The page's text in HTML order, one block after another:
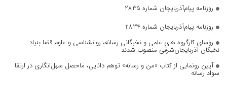
روزنامه پیام‌آذربایجان شماره 2835
روزنامه پیام‌آذربایجان شماره 2834
رؤسای کارگروه های علمی و نخبگانی رسانه، روانشناسی و علوم قضا بنیاد
نخبگان آذربایجان‌شرقی منصوب شدند
آیین رونمایی از کتاب «من و رسانه» توهم دانایی، ماحصل سهل‌انگاری در ارتقا
سواد رسانه